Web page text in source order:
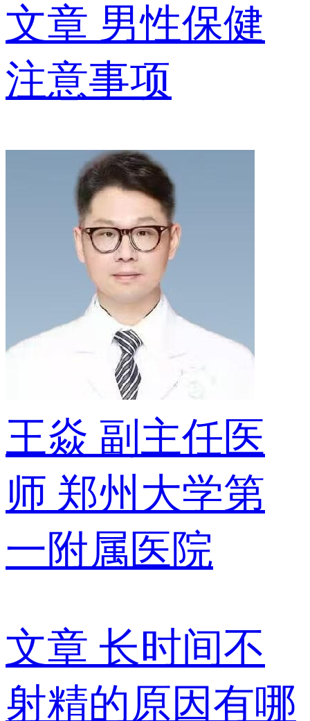
文章 男性保健
注意事项
王焱 副主任医
师 郑州大学第
一附属医院
文章 长时间不
射精的原因有哪